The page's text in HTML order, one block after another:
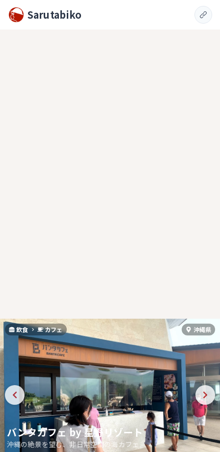
Sarutabiko
飲食 カフェ 沖縄県
バンタカフェ by 星野リゾート
沖縄の絶景を望む、非日常空間の海カフェ